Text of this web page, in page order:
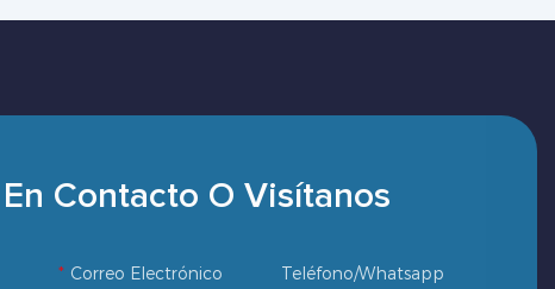
En Contacto O Visítanos
Correo Electrónico Teléfono/whatsapp